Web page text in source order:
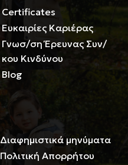
Certificates
Ευκαιρίες Καριέρας
Γνωσ/ση Έρευνας Συν/
κου Κινδύνου
Blog
Περιορισμοί ευθύνης
Διαφημιστικά μηνύματα
Πολιτική Απορρήτου